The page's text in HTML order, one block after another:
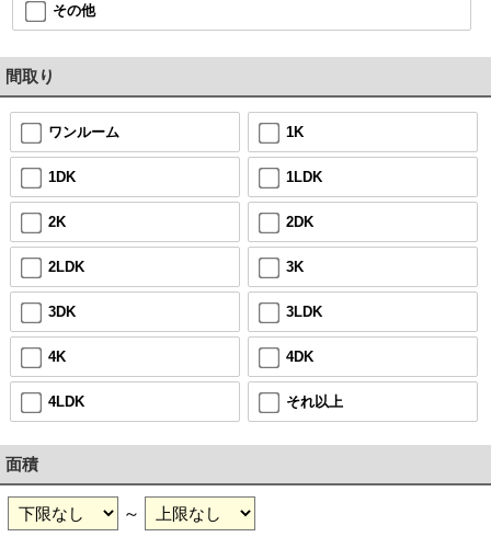
その他
間取り
ワンルーム 1K
1DK 1LDK
2K 2DK
2LDK 3K
3DK 3LDK
4K 4DK
4LDK それ以上
面積
～